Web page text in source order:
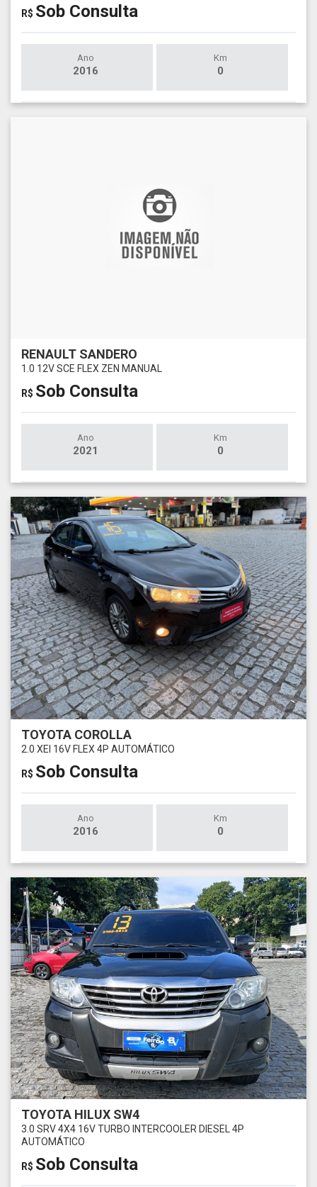
R$ Sob Consulta
Ano
2016
Km
0
RENAULT SANDERO
1.0 12V SCE FLEX ZEN MANUAL
R$ Sob Consulta
Ano
2021
Km
0
TOYOTA COROLLA
2.0 XEI 16V FLEX 4P AUTOMÁTICO
R$ Sob Consulta
Ano
2016
Km
0
TOYOTA HILUX SW4
3.0 SRV 4X4 16V TURBO INTERCOOLER DIESEL 4P
AUTOMÁTICO
R$ Sob Consulta